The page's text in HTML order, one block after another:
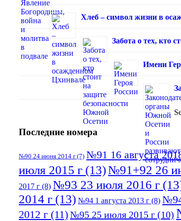
Хлеб – символ жизни в
Забота о тех, кто
Имени
Последние номера
№90 24 июня 2014 г (7) №91 16 августа
июля 2015 г (13)№91+92 26
2017 г (8) №93 23 июля 2016 г
2014 г (13) №94 1 августа 2013 г (8)
2012 г (11)№95 25 июля 2015 г (10)